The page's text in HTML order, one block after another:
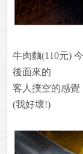
牛肉麵(110元)
後面來的
客人撲空的感覺
(我好壞!)